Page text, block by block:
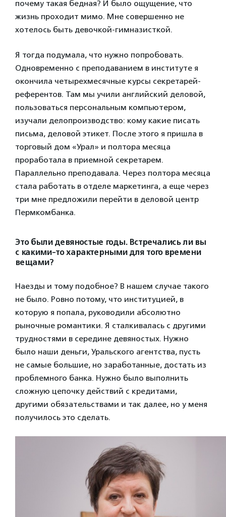
почему такая бедная? И было ощущение, что
жизнь проходит мимо. Мне совершенно не
хотелось быть девочкой-гимназисткой.
Я тогда подумала, что нужно попробовать.
Одновременно с преподаванием в институте я
окончила четырехмесячные курсы секретарей-
референтов. Там мы учили английский деловой,
пользоваться персональным компьютером,
изучали делопроизводство: кому какие писать
письма, деловой этикет. После этого я пришла в
торговый дом «Урал» и полтора месяца
проработала в приемной секретарем.
Параллельно преподавала. Через полтора месяца
стала работать в отделе маркетинга, а еще через
три мне предложили перейти в деловой центр
Пермкомбанка.
Это были девяностые годы. Встречались ли вы
с какими-то характерными для того времени
вещами?
Наезды и тому подобное? В нашем случае такого
не было. Ровно потому, что институцией, в
которую я попала, руководили абсолютно
рыночные романтики. Я сталкивалась с другими
трудностями в середине девяностых. Нужно
было наши деньги, Уральского агентства, пусть
не самые большие, но заработанные, достать из
проблемного банка. Нужно было выполнить
сложную цепочку действий с кредитами,
другими обязательствами и так далее, но у меня
получилось это сделать.